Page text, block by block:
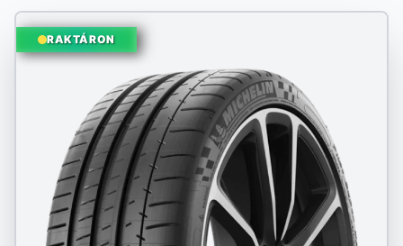
RAKTÁRON